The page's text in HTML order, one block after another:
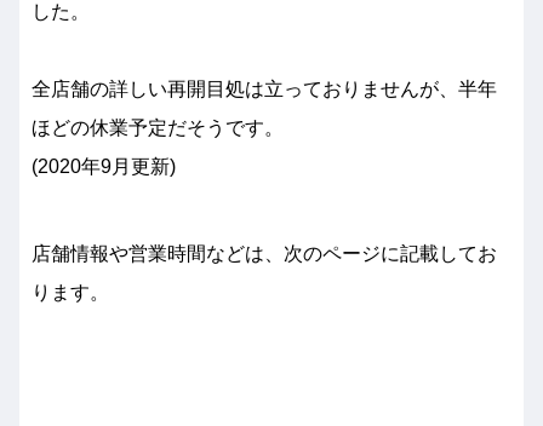
した。
全店舗の詳しい再開目処は立っておりませんが、半年
ほどの休業予定だそうです。
(2020年9月更新)
店舗情報や営業時間などは、次のページに記載してお
ります。